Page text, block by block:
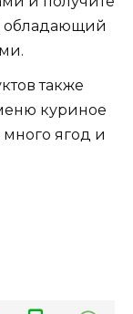
обладающий
также
куриное
ягод и